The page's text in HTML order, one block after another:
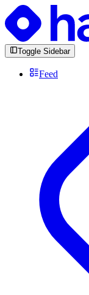
Toggle Sidebar
Feed